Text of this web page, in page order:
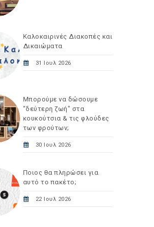
Καλοκαιρινές Διακοπές και
Δικαιώματα
31 Ιουλ 2026
Μπορούμε να δώσουμε
"δεύτερη ζωή" στα
κουκούτσια & τις φλούδες
των φρούτων;
30 Ιουλ 2026
Ποιος θα πληρώσει για
αυτό το πακέτο;
22 Ιουλ 2026